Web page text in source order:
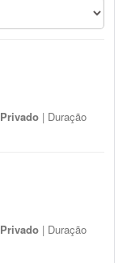
Privado | Duração
Privado | Duração